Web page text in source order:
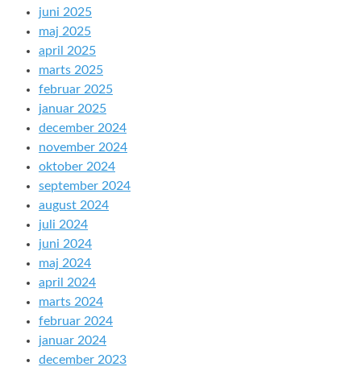
juni 2025
maj 2025
april 2025
marts 2025
februar 2025
januar 2025
december 2024
november 2024
oktober 2024
september 2024
august 2024
juli 2024
juni 2024
maj 2024
april 2024
marts 2024
februar 2024
januar 2024
december 2023